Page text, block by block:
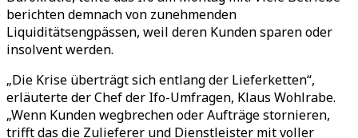
berichten demnach von zunehmenden
Liquiditätsengpässen, weil deren Kunden sparen oder
insolvent werden.
„Die Krise überträgt sich entlang der Lieferketten“,
erläuterte der Chef der Ifo-Umfragen, Klaus Wohlrabe.
„Wenn Kunden wegbrechen oder Aufträge stornieren,
trifft das die Zulieferer und Dienstleister mit voller